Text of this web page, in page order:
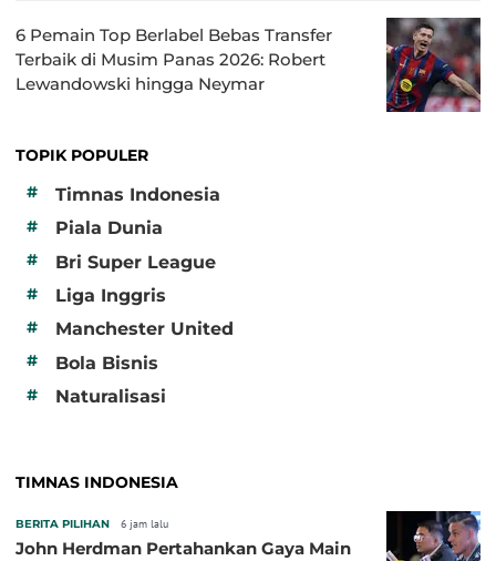
6 Pemain Top Berlabel Bebas Transfer
Terbaik di Musim Panas 2026: Robert
Lewandowski hingga Neymar
TOPIK POPULER
#
Timnas Indonesia
# Piala Dunia
# Bri Super League
# Liga Inggris
# Manchester United
# Bola Bisnis
# Naturalisasi
TIMNAS INDONESIA
BERITA PILIHAN 6 jam lalu
John Herdman Pertahankan Gaya Main